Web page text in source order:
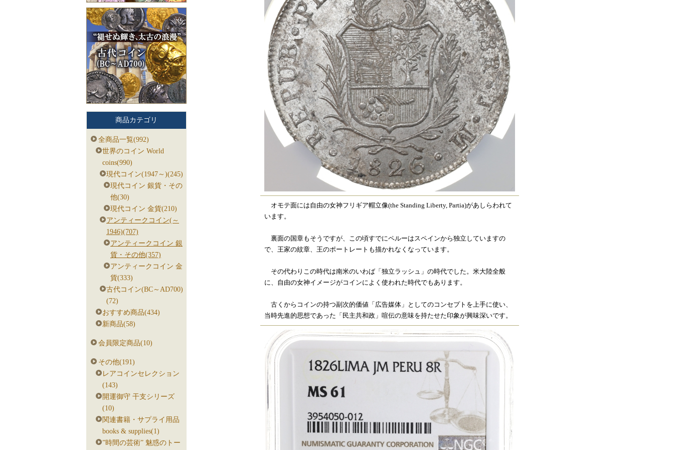
オモテ面には自由の女神フリギア帽立像(the Standing Liberty, Partia)があしらわれて
います。
裏面の国章もそうですが、この頃すでにペルーはスペインから独立していますの
で、王家の紋章、王のポートレートも描かれなくなっています。
その代わりこの時代は南米のいわば「独立ラッシュ」の時代でした。米大陸全般
に、自由の女神イメージがコインによく使われた時代でもあります。
古くからコインの持つ副次的価値「広告媒体」としてのコンセプトを上手に使い、
当時先進的思想であった「民主共和政」喧伝の意味を持たせた印象が興味深いです。
商品カテゴリ
全商品一覧(992)
世界のコイン World
coins(990)
現代コイン(1947～)(245)
現代コイン 銀貨・その
他(30)
現代コイン 金貨(210)
アンティークコイン(～
1946)(707)
アンティークコイン 銀
貨・その他(357)
アンティークコイン 金
貨(333)
古代コイン(BC～AD700)
(72)
おすすめ商品(434)
新商品(58)
会員限定商品(10)
その他(191)
レアコインセレクション
(143)
開運御守 干支シリーズ
(10)
関連書籍・サプライ用品
books & supplies(1)
”時間の芸術” 魅惑のトー